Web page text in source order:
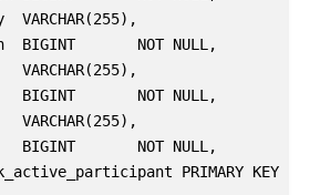
VARCHAR(255),
BIGINT       NOT NULL,
VARCHAR(255),
BIGINT       NOT NULL,
VARCHAR(255),
BIGINT       NOT NULL,
PRIMARY KEY